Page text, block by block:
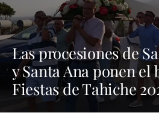
Las procesiones de
y Santa Ana ponen el
Fiestas de Tahiche